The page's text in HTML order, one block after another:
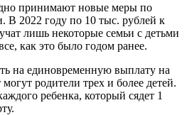
принимают новые меры по
В 2022 году по 10 тыс. рублей к
лишь некоторые семьи с детьми
как это было годом ранее.
на единовременную выплату на
могут родители трех и более детей.
ребенка, который сядет 1